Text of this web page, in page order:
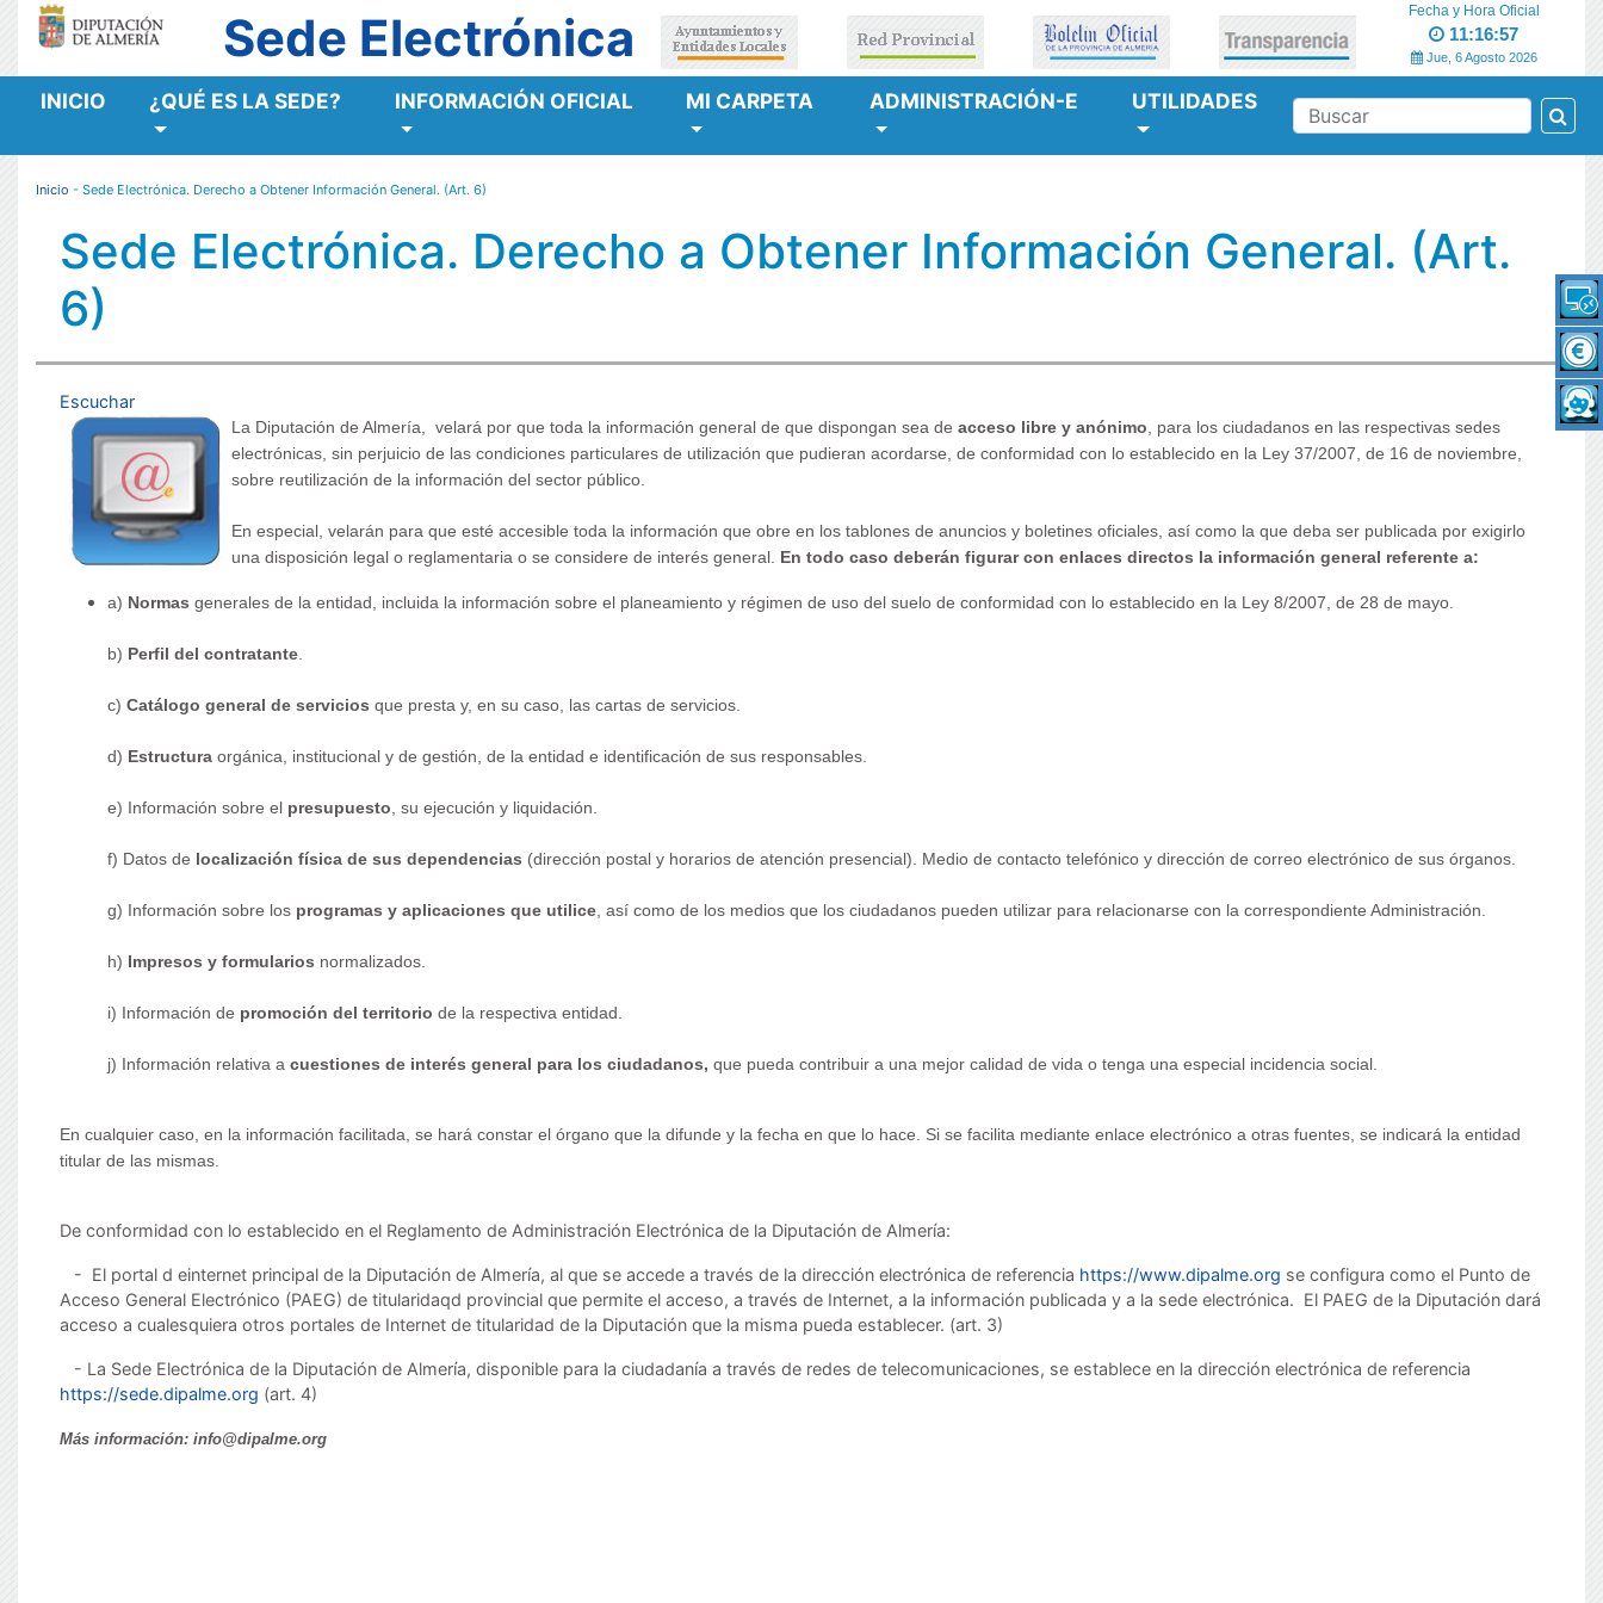
Sede Electrónica Fecha y Hora Oficial
11:16:57
Jue, 6 Agosto 2026
MENÚ RESPONSIVE
INICIO ¿QUÉ ES LA SEDE? INFORMACIÓN OFICIAL MI CARPETA ADMINISTRACIÓN-E UTILIDADES
BUSCAR
Inicio - Sede Electrónica. Derecho a Obtener Información General. (Art. 6)
Sede Electrónica. Derecho a Obtener Información General. (Art.
6)
Escuchar
La Diputación de Almería, velará por que toda la información general de que dispongan sea de acceso libre y anónimo , para los ciudadanos en las respectivas sedes
electrónicas, sin perjuicio de las condiciones particulares de utilización que pudieran acordarse, de conformidad con lo establecido en la Ley 37/2007, de 16 de noviembre,
sobre reutilización de la información del sector público.
En especial, velarán para que esté accesible toda la información que obre en los tablones de anuncios y boletines oficiales, así como la que deba ser publicada por exigirlo
una disposición legal o reglamentaria o se considere de interés general. En todo caso deberán figurar con enlaces directos la información general referente a:
a) Normas generales de la entidad, incluida la información sobre el planeamiento y régimen de uso del suelo de conformidad con lo establecido en la Ley 8/2007, de 28 de mayo.
b) Perfil del contratante
c) Catálogo general de servicios que presta y, en su caso, las cartas de servicios.
d) Estructura orgánica, institucional y de gestión, de la entidad e identificación de sus responsables.
e) Información sobre el presupuesto , su ejecución y liquidación.
f) Datos de localización física de sus dependencias (dirección postal y horarios de atención presencial). Medio de contacto telefónico y dirección de correo electrónico de sus órganos.
g) Información sobre los programas y aplicaciones que utilice , así como de los medios que los ciudadanos pueden utilizar para relacionarse con la correspondiente Administración.
h) Impresos y formularios normalizados.
i) Información de promoción del territorio de la respectiva entidad.
j) Información relativa a cuestiones de interés general para los ciudadanos, que pueda contribuir a una mejor calidad de vida o tenga una especial incidencia social.
En cualquier caso, en la información facilitada, se hará constar el órgano que la difunde y la fecha en que lo hace. Si se facilita mediante enlace electrónico a otras fuentes, se indicará la entidad
titular de las mismas.
De conformidad con lo establecido en el Reglamento de Administración Electrónica de la Diputación de Almería:
- El portal d einternet principal de la Diputación de Almería, al que se accede a través de la dirección electrónica de referencia https://www.dipalme.org se configura como el Punto de
Acceso General Electrónico (PAEG) de titularidaqd provincial que permite el acceso, a través de Internet, a la información publicada y a la sede electrónica. El PAEG de la Diputación dará
acceso a cualesquiera otros portales de Internet de titularidad de la Diputación que la misma pueda establecer. (art. 3)
- La Sede Electrónica de la Diputación de Almería, disponible para la ciudadanía a través de redes de telecomunicaciones, se establece en la dirección electrónica de referencia
https://sede.dipalme.org (art. 4)
Más información: info@dipalme.org